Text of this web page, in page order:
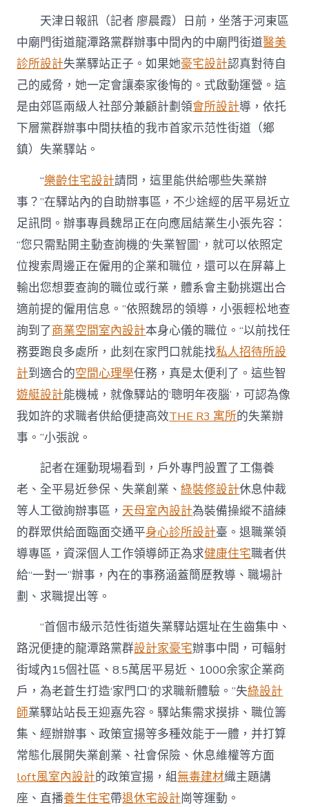
翻
修
設
計
失
業
驛
站
啟
動
家
門
口
有
了
失
業
“加
油
站”〉
中
天津日報訊（記者 廖晨霞）日前，坐落于河東區
中廟門街道龍潭路黨群辦事中間內的中廟門街道醫美
診所設計失業驛站正子。如果她豪宅設計認真對待自
己的威脅，她一定會讓秦家後悔的。式啟動運營。這
是由郊區兩級人社部分兼顧計劃領會所設計導，依托
下層黨群辦事中間扶植的我市首家示范性街道（鄉
鎮）失業驛站。
“樂齡住宅設計請問，這里能供給哪些失業辦
事？”在驛站內的自助辦事區，不少途經的居平易近立
足訊問。辦事專員魏昂正在向應屆結業生小張先容：
“您只需點開主動查詢機的‘失業智圖’，就可以依照定
位搜索周邊正在僱用的企業和職位，還可以在屏幕上
輸出您想要查詢的職位或行業，體系會主動挑選出合
適前提的僱用信息。”依照魏昂的領導，小張輕松地查
詢到了商業空間室內設計本身心儀的職位。“以前找任
務要跑良多處所，此刻在家門口就能找私人招待所設
計到適合的空間心理學任務，真是太便利了。這些智
遊艇設計能機械，就像驛站的‘聰明年夜腦’，可認為像
我如許的求職者供給便捷高效THE R3 寓所的失業辦
事。”小張說。
記者在運動現場看到，戶外專門設置了工傷養
老、全平易近參保、失業創業、綠裝修設計休息仲裁
等人工徵詢辦事區， 天母室內設計為裝備操縱不諳練
的群眾供給面臨面交通平身心診所設計臺。退職業領
導專區，資深個人工作領導師正為求健康住宅職者供
給“一對一”辦事，內在的事務涵蓋簡歷教導、職場計
劃、求職提出等。
“首個市級示范性街道失業驛站選址在生齒集中、
路況便捷的龍潭路黨群設計家豪宅辦事中間，可輻射
街域內15個社區、8.5萬居平易近、1000余家企業商
戶，為老蒼生打造‘家門口’的求職新體驗。”失綠設計
師業驛站站長王迎嘉先容。驛站集需求摸排、職位籌
集、經辦辦事、政策宣揚等多種效能于一體，并打算
常態化展開失業創業、社會保險、休息維權等方面
loft風室內設計的政策宣揚，組無毒建材織主題講
座、直播養生住宅帶退休宅設計崗等運動。